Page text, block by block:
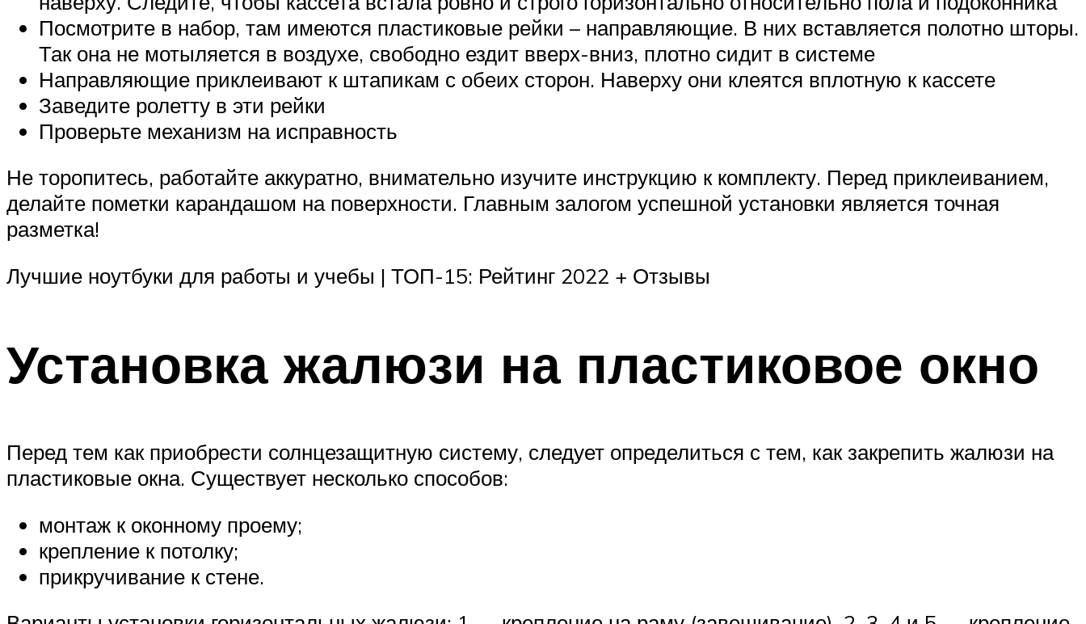
Посмотрите в набор, там имеются пластиковые рейки – направляющие. В них вставляется полотно шторы.
Так она не мотыляется в воздухе, свободно ездит вверх-вниз, плотно сидит в системе
Направляющие приклеивают к штапикам с обеих сторон. Наверху они клеятся вплотную к кассете
Заведите ролетту в эти рейки
Проверьте механизм на исправность
Не торопитесь, работайте аккуратно, внимательно изучите инструкцию к комплекту. Перед приклеиванием,
делайте пометки карандашом на поверхности. Главным залогом успешной установки является точная
разметка!
Лучшие ноутбуки для работы и учебы | ТОП-15: Рейтинг 2022 + Отзывы
Установка жалюзи на пластиковое окно
Перед тем как приобрести солнцезащитную систему, следует определиться с тем, как закрепить жалюзи на
пластиковые окна. Существует несколько способов:
монтаж к оконному проему;
крепление к потолку;
прикручивание к стене.